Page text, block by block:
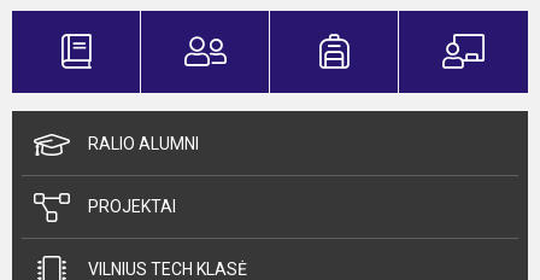
RALIO ALUMNI
PROJEKTAI
VILNIUS TECH KLASĖ